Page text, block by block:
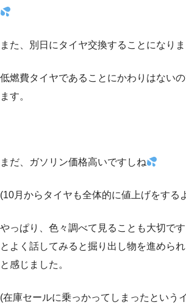
また、別日にタイヤ交換することになりま
低燃費タイヤであることにかわりはない
ます。
まだ、ガソリン価格高いですしね
(10月からタイヤも全体的に値上げをする
やっぱり、色々調べて見ることも大切で
とよく話してみると掘り出し物を進めら
と感じました。
(在庫セールに乗っかってしまったという